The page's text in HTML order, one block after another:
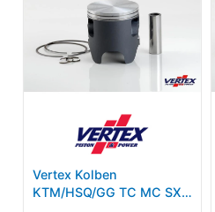
Vertex Kolben
KTM/HSQ/GG TC MC SX